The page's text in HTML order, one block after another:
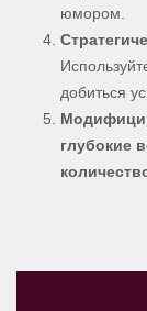
юмором.
добиться
глубокие